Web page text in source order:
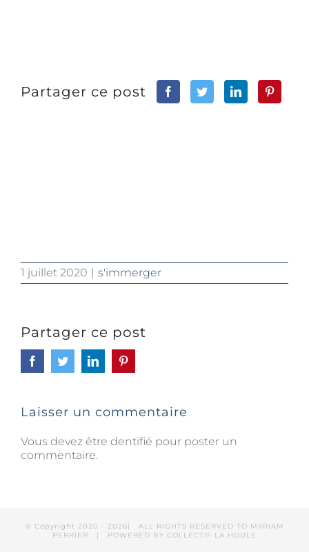
Partager ce post
1 juillet 2020 | s'immerger
Partager ce post
FacebookTwitterLinkedIn
Laisser un commentaire
Vous devez être dentifié pour poster un
commentaire.
© Copyright 2020 - 2026| ALL RIGHTS RESERVED TO MYRIAM
PERRIER | POWERED BY COLLECTIF LA HOULE